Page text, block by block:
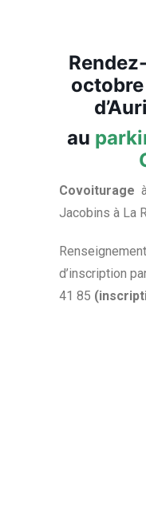
au
Covoiturage
Jacobins à La
d’inscription
41 85